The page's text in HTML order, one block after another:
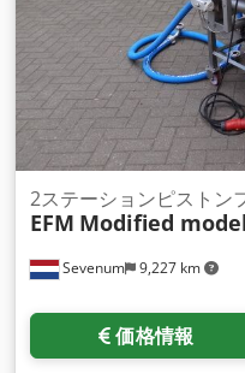
Sevenum 9,227 km
2ステーションピストン
EFM Modified
価格情報